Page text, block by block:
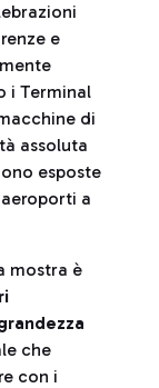
e
i Terminal
di
assoluta
esposte
a
mostra è
che
con i